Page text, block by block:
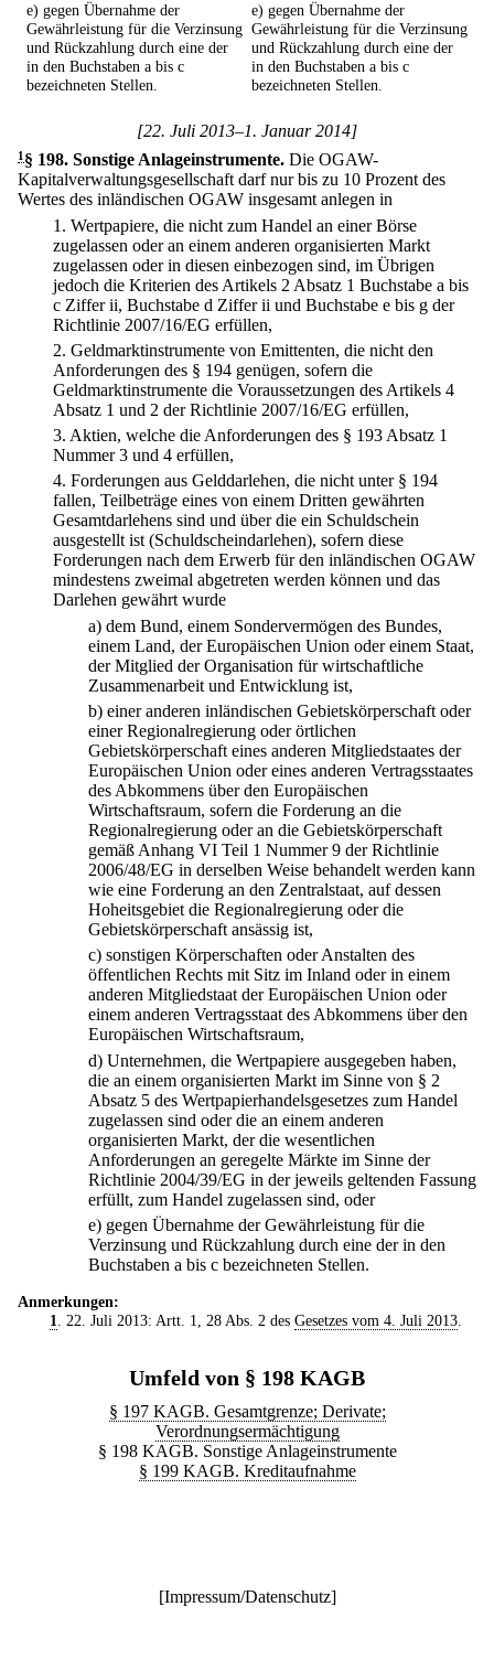
e) gegen Übernahme der
Gewährleistung für die Verzinsung
und Rückzahlung durch eine der
in den Buchstaben a bis c
bezeichneten Stellen.
e) gegen Übernahme der
Gewährleistung für die Verzinsung
und Rückzahlung durch eine der
in den Buchstaben a bis c
bezeichneten Stellen.
[22. Juli 2013–1. Januar 2014]
1§ 198. Sonstige Anlageinstrumente. Die OGAW-
Kapitalverwaltungsgesellschaft darf nur bis zu 10 Prozent des
Wertes des inländischen OGAW insgesamt anlegen in
1. Wertpapiere, die nicht zum Handel an einer Börse
zugelassen oder an einem anderen organisierten Markt
zugelassen oder in diesen einbezogen sind, im Übrigen
jedoch die Kriterien des Artikels 2 Absatz 1 Buchstabe a bis
c Ziffer ii, Buchstabe d Ziffer ii und Buchstabe e bis g der
Richtlinie 2007/16/EG erfüllen,
2. Geldmarktinstrumente von Emittenten, die nicht den
Anforderungen des § 194 genügen, sofern die
Geldmarktinstrumente die Voraussetzungen des Artikels 4
Absatz 1 und 2 der Richtlinie 2007/16/EG erfüllen,
3. Aktien, welche die Anforderungen des § 193 Absatz 1
Nummer 3 und 4 erfüllen,
4. Forderungen aus Gelddarlehen, die nicht unter § 194
fallen, Teilbeträge eines von einem Dritten gewährten
Gesamtdarlehens sind und über die ein Schuldschein
ausgestellt ist (Schuldscheindarlehen), sofern diese
Forderungen nach dem Erwerb für den inländischen OGAW
mindestens zweimal abgetreten werden können und das
Darlehen gewährt wurde
a) dem Bund, einem Sondervermögen des Bundes,
einem Land, der Europäischen Union oder einem Staat,
der Mitglied der Organisation für wirtschaftliche
Zusammenarbeit und Entwicklung ist,
b) einer anderen inländischen Gebietskörperschaft oder
einer Regionalregierung oder örtlichen
Gebietskörperschaft eines anderen Mitgliedstaates der
Europäischen Union oder eines anderen Vertragsstaates
des Abkommens über den Europäischen
Wirtschaftsraum, sofern die Forderung an die
Regionalregierung oder an die Gebietskörperschaft
gemäß Anhang VI Teil 1 Nummer 9 der Richtlinie
2006/48/EG in derselben Weise behandelt werden kann
wie eine Forderung an den Zentralstaat, auf dessen
Hoheitsgebiet die Regionalregierung oder die
Gebietskörperschaft ansässig ist,
c) sonstigen Körperschaften oder Anstalten des
öffentlichen Rechts mit Sitz im Inland oder in einem
anderen Mitgliedstaat der Europäischen Union oder
einem anderen Vertragsstaat des Abkommens über den
Europäischen Wirtschaftsraum,
d) Unternehmen, die Wertpapiere ausgegeben haben,
die an einem organisierten Markt im Sinne von § 2
Absatz 5 des Wertpapierhandelsgesetzes zum Handel
zugelassen sind oder die an einem anderen
organisierten Markt, der die wesentlichen
Anforderungen an geregelte Märkte im Sinne der
Richtlinie 2004/39/EG in der jeweils geltenden Fassung
erfüllt, zum Handel zugelassen sind, oder
e) gegen Übernahme der Gewährleistung für die
Verzinsung und Rückzahlung durch eine der in den
Buchstaben a bis c bezeichneten Stellen.
Anmerkungen:
1
. 22. Juli 2013: Artt. 1, 28 Abs. 2 des Gesetzes vom 4. Juli 2013.
Umfeld von § 198 KAGB
§ 197 KAGB. Gesamtgrenze; Derivate;
Verordnungsermächtigung
§ 198 KAGB. Sonstige Anlageinstrumente
§ 199 KAGB. Kreditaufnahme
[Impressum/Datenschutz]